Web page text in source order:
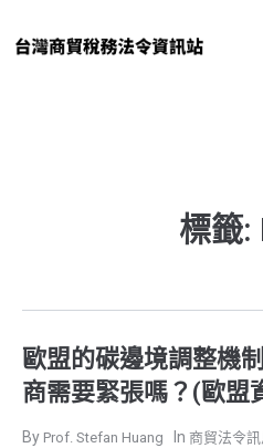
標籤:
歐盟的碳邊境調整機
商需要緊張嗎？(歐盟
Prof. Stefan Huang 商貿法令訊